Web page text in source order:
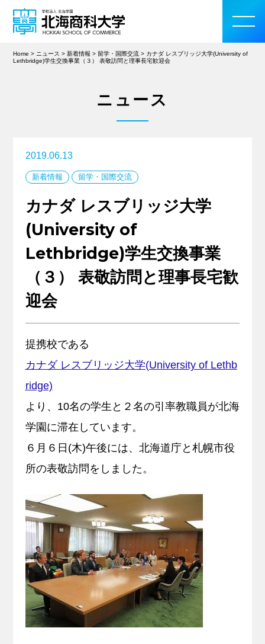
入学案内
教育・研究活動
学生生活
留学・国際交流
キャリア支援
Home > ニュース >新着情報 >留学・国際交流 > カナダ レスブリッジ大学(University of
Lethbridge)学生交換事業（３） 表敬訪問と理事長宅歓迎会
ニュース
2019.06.13
新着情報 留学・国際交流
カナダ レスブリッジ大学
(University of
Lethbridge)学生交換事業
（３） 表敬訪問と理事長宅歓
迎会
提携校である
カナダ レスブリッジ大学(University of Lethb
ridge)
より、10名の学生と２名の引率教職員が北海
学園に滞在しています。
６月６日(木)午後には、北海道庁と札幌市役
所の表敬訪問をしました。